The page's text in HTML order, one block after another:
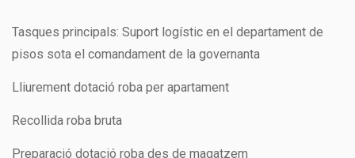
Tasques principals: Suport logístic en el departament de
pisos sota el comandament de la governanta
Lliurement dotació roba per apartament
Recollida roba bruta
Preparació dotació roba des de magatzem